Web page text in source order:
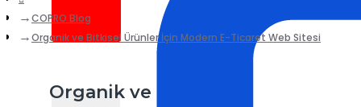
COPRO Blog
Organik ve Bitkisel Ürünler İçin Modern E-Ticaret Web Sitesi
Organik ve